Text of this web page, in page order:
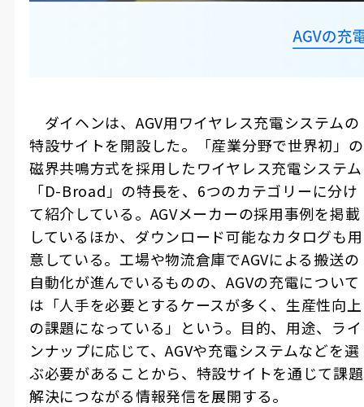
ダイヘンは、 AGV用ワイヤレス充電システムの
特設サイトを開設した。「産業分野で世界初」の
磁界共鳴方式を採用したワイヤレス充電システム
「D-Broad 」の特長を、 6つのカテゴリーに分け
て紹介している。 AGVメーカーの採用事例を掲載
しているほか、ダウンロード可能なカタログも用
意している。工場や物流倉庫でAGVによる搬送の
自動化が進んでいるものの、AGVの充電について
は「人手を必要とするケースが多く、生産性向上
の課題になっている」という。目的、用途、ライ
ンナップに応じて、AGVや充電システムなどを選
ぶ必要があることから、特設サイトを通じて課題
解決につながる情報発信を展開する。